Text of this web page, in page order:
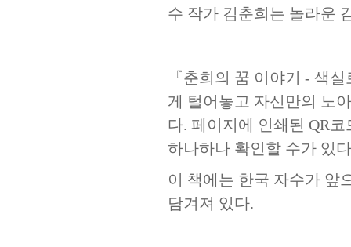
수 작가 김춘희는 놀라운
『춘희의 꿈 이야기 - 색실
게 털어놓고 자신만의 노
다. 페이지에 인쇄된 QR코
하나하나 확인할 수가 있다
이 책에는 한국 자수가 앞
담겨져 있다.